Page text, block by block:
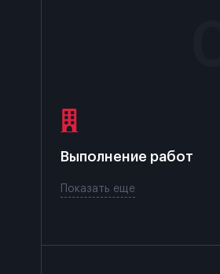
Выполнение работ
Показать еще